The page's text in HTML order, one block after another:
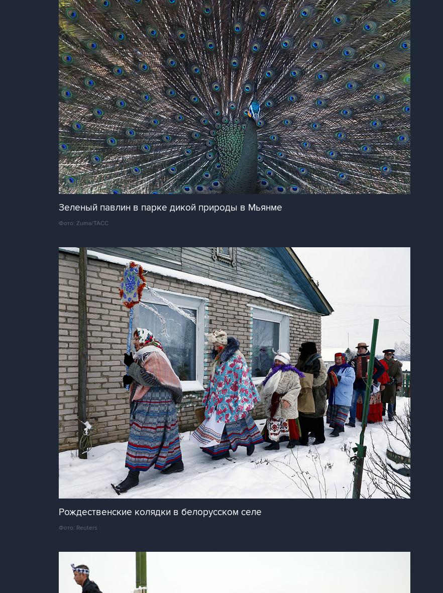
Зеленый павлин в парке дикой природы в Мьянме
Фото: Zuma/ТАСС
Рождественские колядки в белорусском селе
Фото: Reuters